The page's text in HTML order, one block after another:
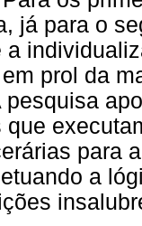
já para o
prol da
pesquisa
para
a